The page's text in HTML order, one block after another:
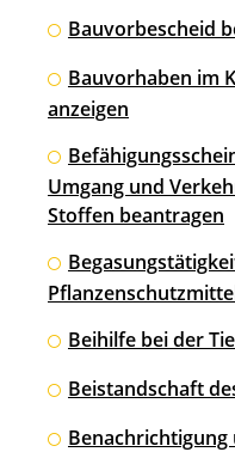
Bauvorbescheid
Bauvorhaben im
anzeigen
Umgang und
Stoffen beantragen
Beihilfe bei der
Beistandschaft